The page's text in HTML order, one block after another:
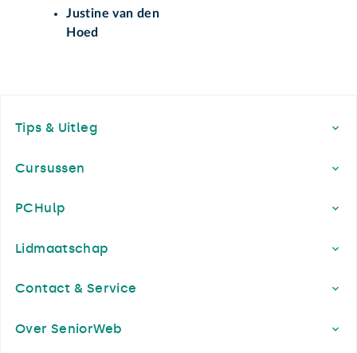
Justine van den
Hoed
Tips & Uitleg
Cursussen
PCHulp
Lidmaatschap
Contact & Service
Over SeniorWeb